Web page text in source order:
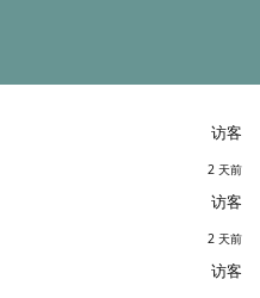
访客
2 天前
访客
2 天前
访客